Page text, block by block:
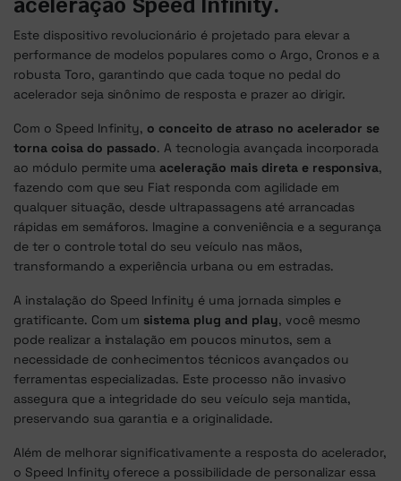
Este dispositivo revolucionário é projetado para elevar a
performance de modelos populares como o Argo, Cronos e a
robusta Toro, garantindo que cada toque no pedal do
acelerador seja sinônimo de resposta e prazer ao dirigir.
Com o Speed Infinity, o conceito de atraso no acelerador se
torna coisa do passado. A tecnologia avançada incorporada
ao módulo permite umaaceleração mais direta e responsiva,
fazendo com que seu Fiat responda com agilidade em
qualquer situação, desde ultrapassagens até arrancadas
rápidas em semáforos. Imagine a conveniência e a segurança
de ter o controle total do seu veículo nas mãos,
transformando a experiência urbana ou em estradas.
A instalação do Speed Infinity é uma jornada simples e
gratificante. Com um sistema plug and play, você mesmo
pode realizar a instalação em poucos minutos, sem a
necessidade de conhecimentos técnicos avançados ou
ferramentas especializadas. Este processo não invasivo
assegura que a integridade do seu veículo seja mantida,
preservando sua garantia e a originalidade.
Além de melhorar significativamente a resposta do acelerador,
o Speed Infinity oferece a possibilidade de personalizar essa